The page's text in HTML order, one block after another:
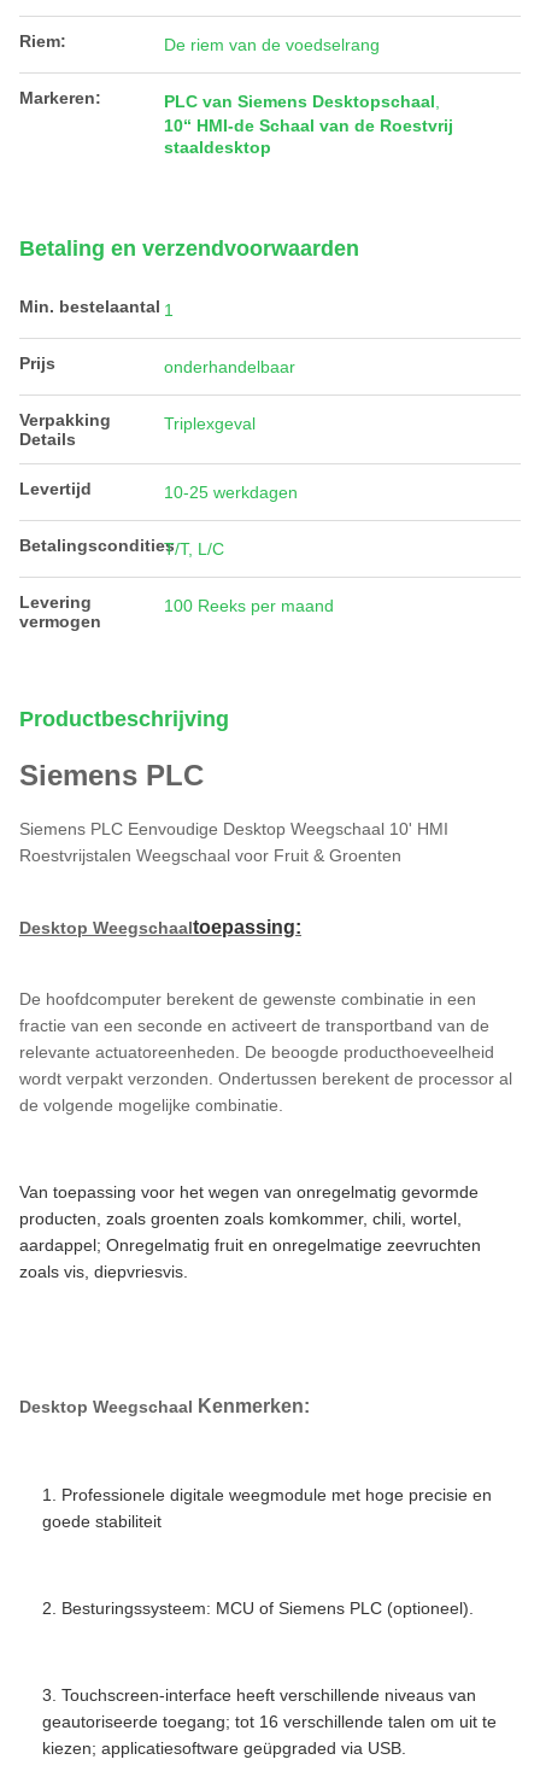
Riem: De riem van de voedselrang
Markeren: PLC van Siemens Desktopschaal,
10“ HMI-de Schaal van de Roestvrij
staaldesktop
Betaling en verzendvoorwaarden
Min. bestelaantal 1
Prijs onderhandelbaar
Verpakking
Details
Triplexgeval
Levertijd 10-25 werkdagen
BetalingsconditiesT/T, L/C
Levering
vermogen
100 Reeks per maand
Productbeschrijving
Siemens PLC
Siemens PLC Eenvoudige Desktop Weegschaal 10' HMI
Roestvrijstalen Weegschaal voor Fruit & Groenten
Desktop Weegschaaltoepassing:
De hoofdcomputer berekent de gewenste combinatie in een
fractie van een seconde en activeert de transportband van de
relevante actuatoreenheden. De beoogde producthoeveelheid
wordt verpakt verzonden. Ondertussen berekent de processor al
de volgende mogelijke combinatie.
Van toepassing voor het wegen van onregelmatig gevormde
producten, zoals groenten zoals komkommer, chili, wortel,
aardappel; Onregelmatig fruit en onregelmatige zeevruchten
zoals vis, diepvriesvis.
Desktop Weegschaal ​ Kenmerken:
1. Professionele digitale weegmodule met hoge precisie en
goede stabiliteit
2. Besturingssysteem: MCU of Siemens PLC (optioneel).
3. Touchscreen-interface heeft verschillende niveaus van
geautoriseerde toegang; tot 16 verschillende talen om uit te
kiezen; applicatiesoftware geüpgraded via USB.